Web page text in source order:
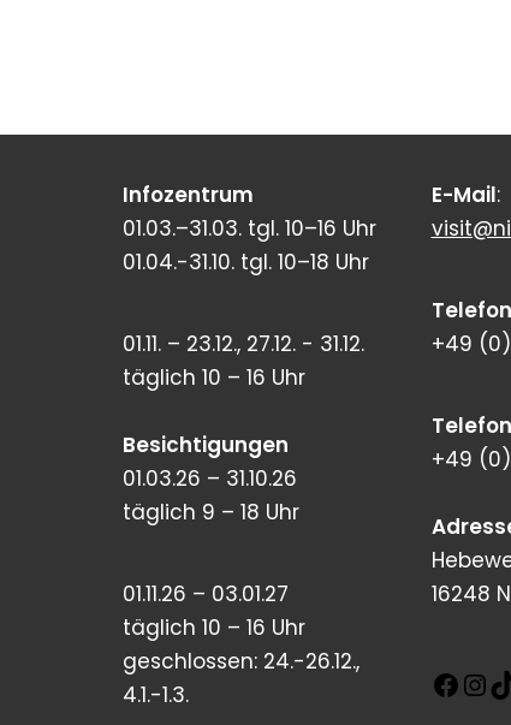
Infozentrum
01.03.–31.03. tgl. 10–16 Uhr
01.04.-31.10. tgl. 10–18 Uhr
01.11. – 23.12., 27.12. - 31.12.
täglich 10 – 16 Uhr
Besichtigungen
01.03.26 – 31.10.26
täglich 9 – 18 Uhr
01.11.26 – 03.01.27
täglich 10 – 16 Uhr
geschlossen: 24.-26.12.,
4.1.-1.3.
E-Mail:
+49
+49
16248